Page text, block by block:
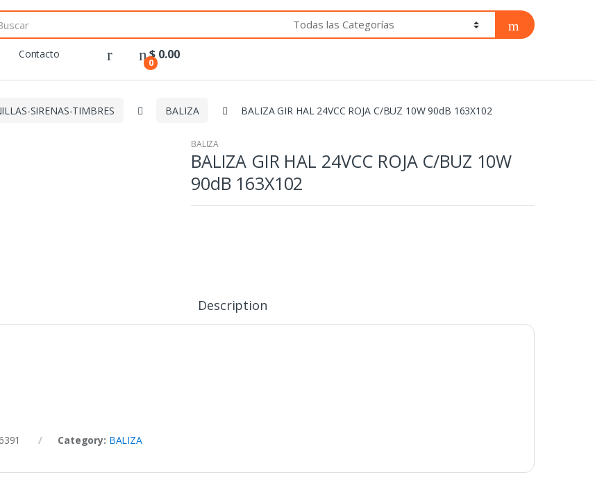
Contacto
0
$ 0.00
SIRENAS-TIMBRES BALIZA BALIZA GIR HAL 24VCC ROJA C/BUZ 10W 90dB 163X102
BALIZA
BALIZA GIR HAL 24VCC ROJA C/BUZ 10W
90dB 163X102
Description
Category: BALIZA